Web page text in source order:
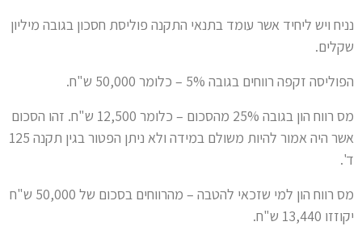
נניח ויש ליחיד אשר עומד בתנאי התקנה פוליסת חסכון בגובה מיליון
שקלים.
הפוליסה זקפה רווחים בגובה 5% – כלומר 50,000 ש"ח.
מס רווח הון בגובה 25% מהסכום – כלומר 12,500 ש"ח. זהו הסכום
אשר היה אמור להיות משולם במידה ולא ניתן הפטור בגין תקנה 125
ד'.
מס רווח הון למי שזכאי להטבה – מהרווחים בסכום של 50,000 ש"ח
יקוזזו 13,440 ש"ח.